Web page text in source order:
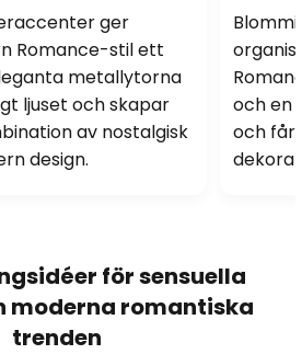
ger
Romance-stil ett
metallytorna
ljuset och skapar
av nostalgisk
design.
och en
och får
för sensuella
moderna romantiska
trenden